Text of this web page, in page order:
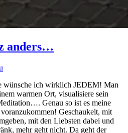
anders…
wünsche ich wirklich JEDEM! Man
warmen Ort, visualisiere sein
Genau so ist es meine
Geschaukelt, mit
mit den Liebsten dabei und
mehr geht nicht. Da geht der